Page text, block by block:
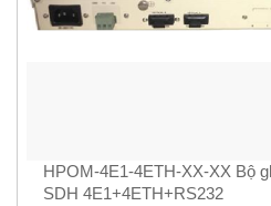
HPOM-4E1-4ETH-XX-XX Bộ
SDH 4E1+4ETH+RS232